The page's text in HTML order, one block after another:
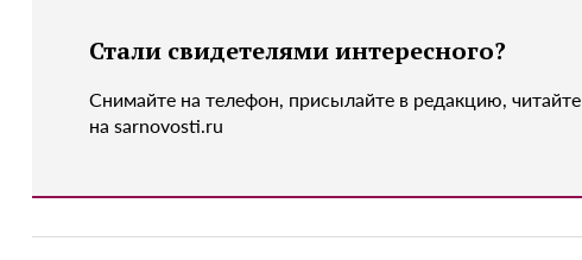
Стали свидетелями интересного?
Снимайте на телефон, присылайте в редакцию, читайте
на sarnovosti.ru